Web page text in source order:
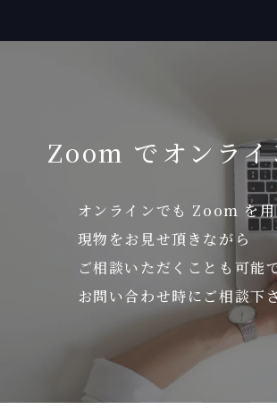
Zoom でオンライ
オンラインでも Zoom を
現物をお見せ頂きながら
ご相談いただくことも可能
お問い合わせ時にご相談下